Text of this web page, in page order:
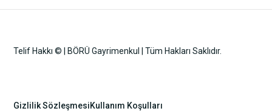
Telif Hakkı © | BÖRÜ Gayrimenkul | Tüm Hakları Saklıdır.
Gizlilik SözleşmesiKullanım Koşulları